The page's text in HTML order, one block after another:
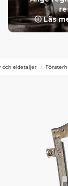
ⓘ Läs
och eldetaljer